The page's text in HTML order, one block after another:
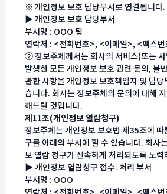
※ 개인정보 보호 담당부서로 연결됩니다.
▶ 개인정보 보호 담당부서
부서명 : OOO 팀
연락처 : <전화번호>, <이메일>, <팩스
② 정보주체께서는 회사의 서비스(또는
발생한 모든 개인정보 보호 관련 문의, 불
관한 사항을 개인정보 보호책임자 및 담
습니다. 회사는 정보주체의 문의에 대해
해드릴 것입니다.
제11조(개인정보 열람청구)
정보주체는 개인정보 보호법 제35조에 따
구를 아래의 부서에 할 수 있습니다. 회사
보 열람 청구가 신속하게 처리되도록 노
▶ 개인정보 열람청구 접수․처리 부서
부서명 : OOO